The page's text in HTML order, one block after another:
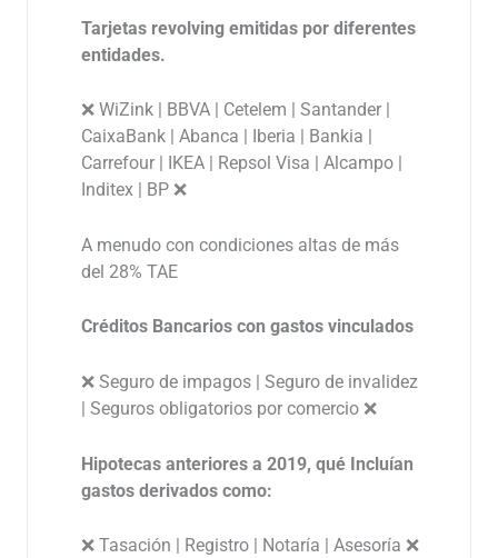
Tarjetas revolving emitidas por diferentes
entidades.
❌ WiZink | BBVA | Cetelem | Santander |
CaixaBank | Abanca | Iberia | Bankia |
Carrefour | IKEA | Repsol Visa | Alcampo |
Inditex | BP ❌
A menudo con condiciones altas de más
del 28% TAE
Créditos Bancarios con gastos vinculados
❌ Seguro de impagos | Seguro de invalidez
| Seguros obligatorios por comercio ❌
Hipotecas anteriores a 2019, qué Incluían
gastos derivados como:
❌ Tasación | Registro | Notaría | Asesoría ❌